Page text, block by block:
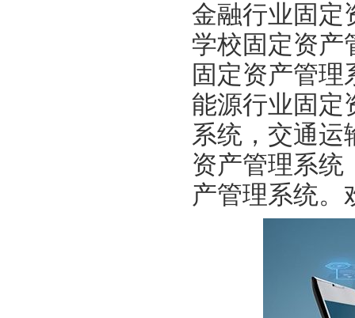
金融行业固定
学校固定资产
固定资产管
能源行业固定
系统，交通运
资产管理系统
产管理系统。